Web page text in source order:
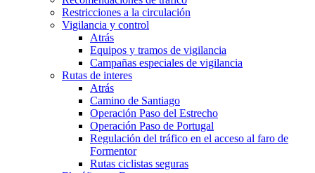
Restricciones a la circulación
Vigilancia y control
Atrás
Equipos y tramos de vigilancia
Campañas especiales de vigilancia
Rutas de interes
Atrás
Camino de Santiago
Operación Paso del Estrecho
Operación Paso de Portugal
Regulación del tráfico en el acceso al faro de
Formentor
Rutas ciclistas seguras